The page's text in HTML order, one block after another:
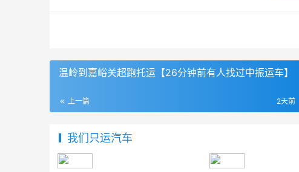
温岭到嘉峪关超跑托运【26分钟前有人找过中振运车】
上一篇 2天前
我们只运汽车